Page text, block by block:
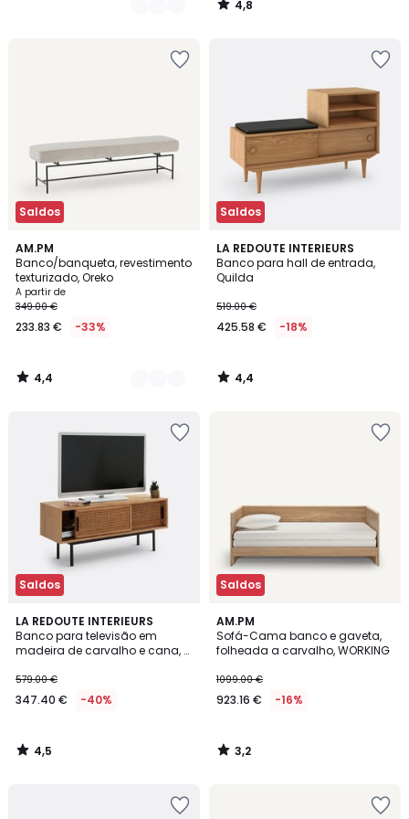
4,8
/
Saldos
AM.PM
Banco/banqueta, revestimento
texturizado, Oreko
A partir de
349.00 €
233.83 € -33%
4,4
/ 5
2
Cores
4,4
/
Saldos
LA REDOUTE INTERIEURS
Banco para hall de entrada,
Quilda
519.00 €
425.58 € -18%
4,4
/ 5
4,4
/
Saldos
LA REDOUTE INTERIEURS
Banco para televisão em
madeira de carvalho e cana, 2
579.00 €
347.40 € -40%
4,5
/ 5
4,5
/
Saldos
AM.PM
Sofá-Cama banco e gaveta,
folheada a carvalho, WORKING
1099.00 €
923.16 € -16%
3,2
/ 5
3,2
/